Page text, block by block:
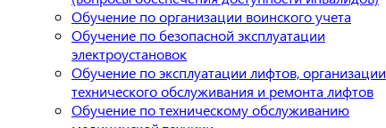
Обучение по организации воинского учета
Обучение по безопасной эксплуатации
электроустановок
Обучение по эксплуатации лифтов, организации
технического обслуживания и ремонта лифтов
Обучение по техническому обслуживанию